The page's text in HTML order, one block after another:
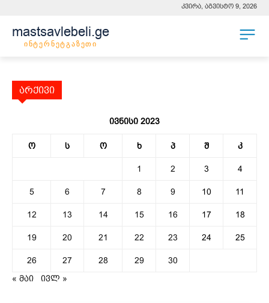
კვირა, აგვისტო 9, 2026
mastsavlebeli.ge
ინტერნეტგაზეთი
არქივი
ივნისი 2023
ო ს ო ხ პ შ კ
1 2 3 4
5 6 7 8 9 10 11
12 13 14 15 16 17 18
19 20 21 22 23 24 25
26 27 28 29
30
« მაი
ივლ »